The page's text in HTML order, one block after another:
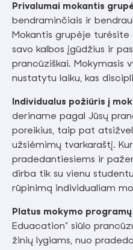
Privalumai mokantis
bendraminčiais ir
Mokantis grupėje
savo kalbos įgūdžius ir
prancūziškai. Mokymasis
nustatytu laiku, kas
Individualus požiūris į
deriname pagal Jūsų
poreikius, taip pat
užsiėmimų tvarkaraštį.
pradedantiesiems ir
dirba tik su vienu
rūpinimą individualiam
Platus mokymo
Eduacation” siūlo
žinių lygiams, nuo